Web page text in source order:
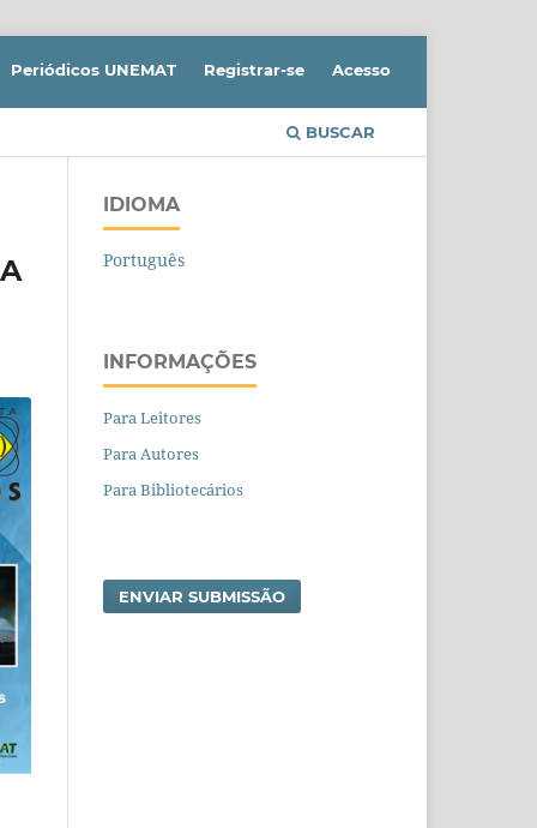
BUSCAR
Periódicos UNEMAT Registrar-se Acesso
IDIOMA
Português
INFORMAÇÕES
Para Leitores
Para Autores
Para Bibliotecários
ENVIAR SUBMISSÃO